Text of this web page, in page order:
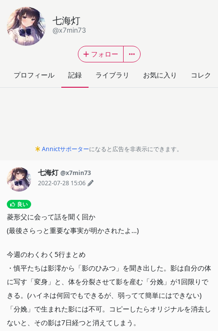
七海灯
@x7min73
フォロー
プロフィール 記録 ライブラリ お気に入り コレク
Annictサポーターになると広告を非表示にできます。
七海灯 @x7min73
2022-07-28 15:06
良い
菱形父に会って話を聞く回か
(最後さらっと重要な事実が明かされたよ…)
今週のわくわく5行まとめ
・慎平たちは影澪から「影のひみつ」を聞き出した。影は自分の体
に写す「変身」と、体を分裂させて影を産む「分娩」が1回限りで
きる。(ハイネは何回でもできるが、弱ってて簡単にはできない)
「分娩」で生まれた影には不可。コピーしたらオリジナルを消去し
ないと、その影は7日経つと消えてしまう。